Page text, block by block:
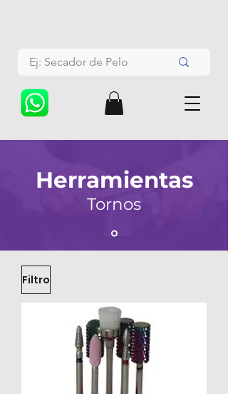
Herramientas
Tornos
Filtro